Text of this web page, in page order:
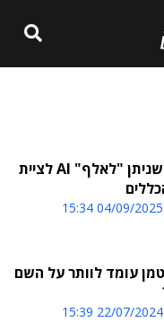
מחקר מצא שניתן "לאלף" AI לציית
04/09/2025 15:34
עומד לוותר על השם
22/07/2024 15:39